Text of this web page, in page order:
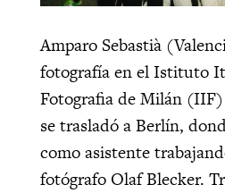
Amparo Sebastià
fotografía en el Istituto
Fotografia de Milán
se trasladó a Berlín,
como asistente
fotógrafo Olaf Blecker.